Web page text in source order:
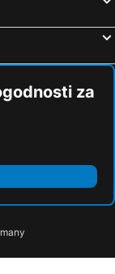
za